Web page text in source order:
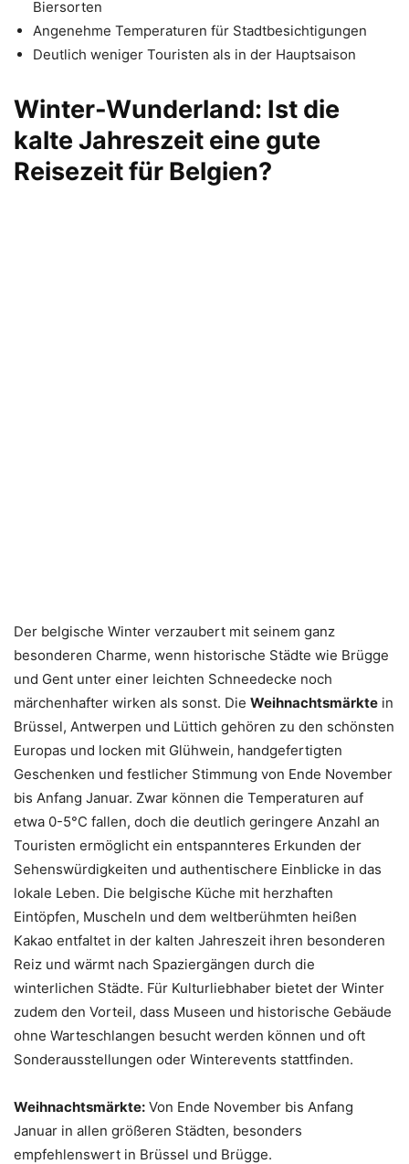
Biersorten
Angenehme Temperaturen für Stadtbesichtigungen
Deutlich weniger Touristen als in der Hauptsaison
Winter-Wunderland: Ist die
kalte Jahreszeit eine gute
Reisezeit für Belgien?
Der belgische Winter verzaubert mit seinem ganz
besonderen Charme, wenn historische Städte wie Brügge
und Gent unter einer leichten Schneedecke noch
märchenhafter wirken als sonst. Die Weihnachtsmärkte in
Brüssel, Antwerpen und Lüttich gehören zu den schönsten
Europas und locken mit Glühwein, handgefertigten
Geschenken und festlicher Stimmung von Ende November
bis Anfang Januar. Zwar können die Temperaturen auf
etwa 0-5°C fallen, doch die deutlich geringere Anzahl an
Touristen ermöglicht ein entspannteres Erkunden der
Sehenswürdigkeiten und authentischere Einblicke in das
lokale Leben. Die belgische Küche mit herzhaften
Eintöpfen, Muscheln und dem weltberühmten heißen
Kakao entfaltet in der kalten Jahreszeit ihren besonderen
Reiz und wärmt nach Spaziergängen durch die
winterlichen Städte. Für Kulturliebhaber bietet der Winter
zudem den Vorteil, dass Museen und historische Gebäude
ohne Warteschlangen besucht werden können und oft
Sonderausstellungen oder Winterevents stattfinden.
Weihnachtsmärkte: Von Ende November bis Anfang
Januar in allen größeren Städten, besonders
empfehlenswert in Brüssel und Brügge.